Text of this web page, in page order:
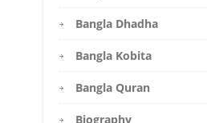
Bangla Dhadha
Bangla Kobita
Bangla Quran
Biography